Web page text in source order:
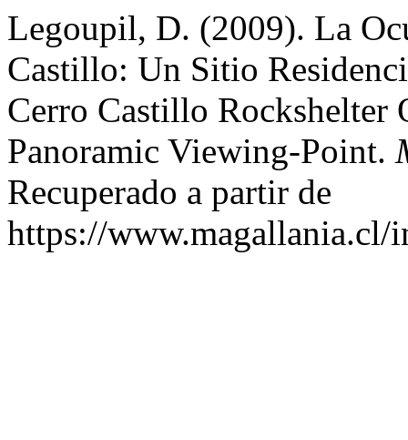
Legoupil, D. (2009). La
Castillo: Un Sitio
Cerro Castillo Rockshelter
Panoramic Viewing-Point.
Recuperado a partir de
https://www.magallania.cl/